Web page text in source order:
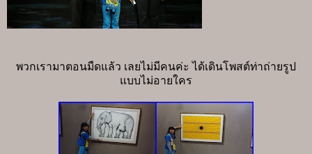
พวกเรามาตอนมืดแล้ว เลยไม่มีคนค่ะ ได้เดินโพสต์ท่าถ่ายรูป
แบบไม่อายใคร